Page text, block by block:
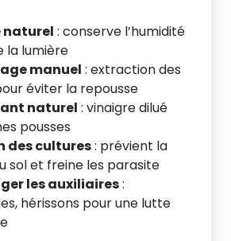
naturel : conserve l’humidité
la lumière
manuel : extraction des
éviter la repousse
naturel : vinaigre dilué
pousses
des cultures: prévient la
sol et freine les parasite
les auxiliaires:
hérissons pour une lutte